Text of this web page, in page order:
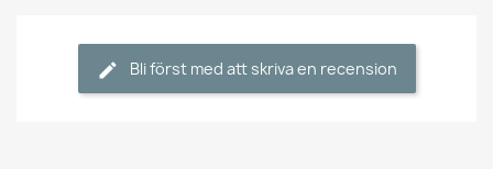
Bli först med att skriva en recension